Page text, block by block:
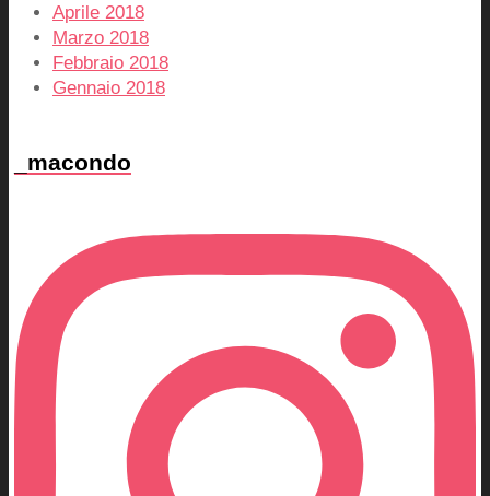
Aprile 2018
Marzo 2018
Febbraio 2018
Gennaio 2018
_macondo